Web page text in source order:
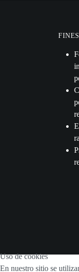
Uso de cookies
En nuestro sitio se